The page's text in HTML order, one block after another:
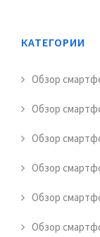
КАТЕГОРИИ
Обзор
Обзор
Обзор
Обзор
Обзор
Обзор